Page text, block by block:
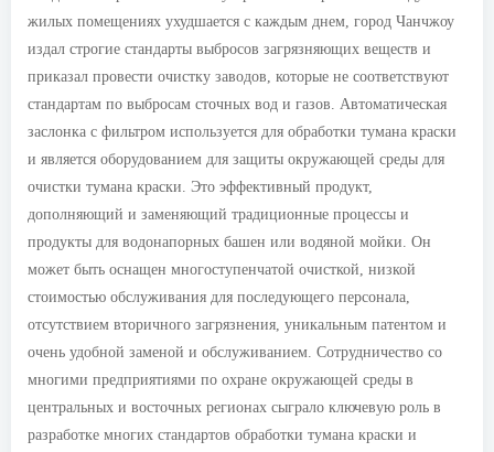
жилых помещениях ухудшается с каждым днем, город Чанчжоу
издал строгие стандарты выбросов загрязняющих веществ и
приказал провести очистку заводов, которые не соответствуют
стандартам по выбросам сточных вод и газов. Автоматическая
заслонка с фильтром используется для обработки тумана краски
и является оборудованием для защиты окружающей среды для
очистки тумана краски. Это эффективный продукт,
дополняющий и заменяющий традиционные процессы и
продукты для водонапорных башен или водяной мойки. Он
может быть оснащен многоступенчатой очисткой, низкой
стоимостью обслуживания для последующего персонала,
отсутствием вторичного загрязнения, уникальным патентом и
очень удобной заменой и обслуживанием. Сотрудничество со
многими предприятиями по охране окружающей среды в
центральных и восточных регионах сыграло ключевую роль в
разработке многих стандартов обработки тумана краски и